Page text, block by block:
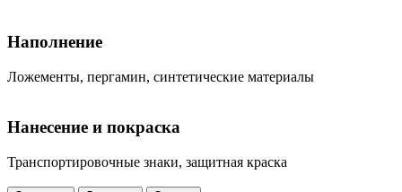
Наполнение
Ложементы, пергамин, синтетические материалы
Нанесение и покраска
Транспортировочные знаки, защитная краска